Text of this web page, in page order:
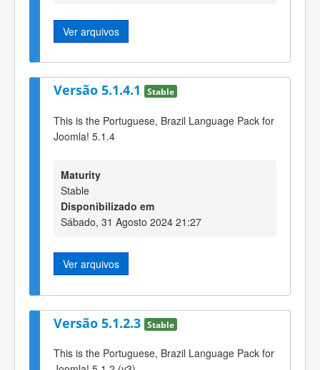
Ver arquivos
Versão 5.1.4.1 Stable
This is the Portuguese, Brazil Language Pack for
Joomla! 5.1.4
Maturity
Stable
Disponibilizado em
Sábado, 31 Agosto 2024 21:27
Ver arquivos
Versão 5.1.2.3 Stable
This is the Portuguese, Brazil Language Pack for